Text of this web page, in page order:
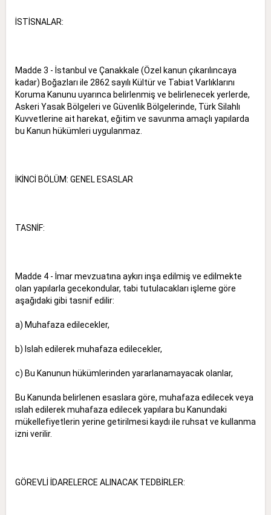
İSTİSNALAR:
Madde 3 - İstanbul ve Çanakkale (Özel kanun çıkarılıncaya
kadar) Boğazları ile 2862 sayılı Kültür ve Tabiat Varlıklarını
Koruma Kanunu uyarınca belirlenmiş ve belirlenecek yerlerde,
Askeri Yasak Bölgeleri ve Güvenlik Bölgelerinde, Türk Silahlı
Kuvvetlerine ait harekat, eğitim ve savunma amaçlı yapılarda
bu Kanun hükümleri uygulanmaz.
İKİNCİ BÖLÜM: GENEL ESASLAR
TASNİF:
Madde 4 - İmar mevzuatına aykırı inşa edilmiş ve edilmekte
olan yapılarla gecekondular, tabi tutulacakları işleme göre
aşağıdaki gibi tasnif edilir:
a) Muhafaza edilecekler,
b) Islah edilerek muhafaza edilecekler,
c) Bu Kanunun hükümlerinden yararlanamayacak olanlar,
Bu Kanunda belirlenen esaslara göre, muhafaza edilecek veya
ıslah edilerek muhafaza edilecek yapılara bu Kanundaki
mükellefiyetlerin yerine getirilmesi kaydı ile ruhsat ve kullanma
izni verilir.
GÖREVLİ İDARELERCE ALINACAK TEDBİRLER: